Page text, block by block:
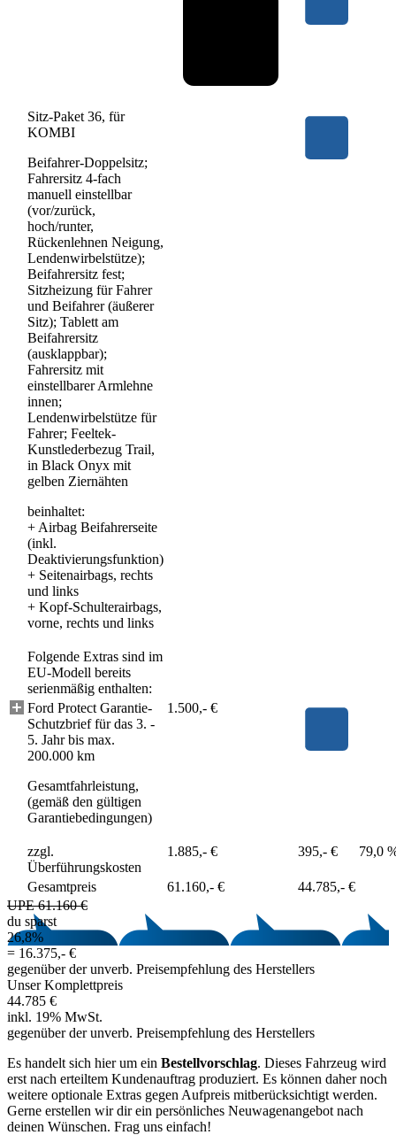
Sitz-Paket 36, für
KOMBI
Beifahrer-Doppelsitz;
Fahrersitz 4-fach
manuell einstellbar
(vor/zurück,
hoch/runter,
Rückenlehnen Neigung,
Lendenwirbelstütze);
Beifahrersitz fest;
Sitzheizung für Fahrer
und Beifahrer (äußerer
Sitz); Tablett am
Beifahrersitz
(ausklappbar);
Fahrersitz mit
einstellbarer Armlehne
innen;
Lendenwirbelstütze für
Fahrer; Feeltek-
Kunstlederbezug Trail,
in Black Onyx mit
gelben Ziernähten
beinhaltet:
+ Airbag Beifahrerseite
(inkl.
Deaktivierungsfunktion)
+ Seitenairbags, rechts
und links
+ Kopf-Schulterairbags,
vorne, rechts und links
Folgende Extras sind im
EU-Modell bereits
serienmäßig enthalten:
Ford Protect Garantie-
Schutzbrief für das 3. -
5. Jahr bis max.
200.000 km
Gesamtfahrleistung,
(gemäß den gültigen
Garantiebedingungen)
1.500,- €
zzgl.
Überführungskosten
1.885,- € 395,- € 79,0
Gesamtpreis 61.160,- €
44.785,- €
UPE 61.160 €
du sparst
26,8%
= 16.375,- €
gegenüber der unverb. Preisempfehlung des Herstellers
Unser Komplettpreis
44.785 €
inkl. 19% MwSt.
gegenüber der unverb. Preisempfehlung des Herstellers
Es handelt sich hier um ein Bestellvorschlag. Dieses Fahrzeug wird
erst nach erteiltem Kundenauftrag produziert. Es können daher noch
weitere optionale Extras gegen Aufpreis mitberücksichtigt werden.
Gerne erstellen wir dir ein persönliches Neuwagenangebot nach
deinen Wünschen. Frag uns einfach!